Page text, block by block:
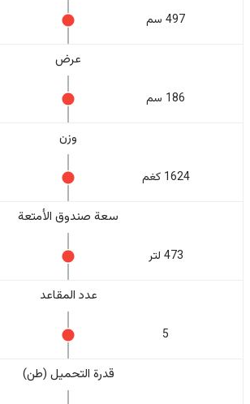
497 سم
عرض
186 سم
وزن
1624 كغم
سعة صندوق الأمتعة
473 لتر
عدد المقاعد
5
قدرة التحميل (طن)